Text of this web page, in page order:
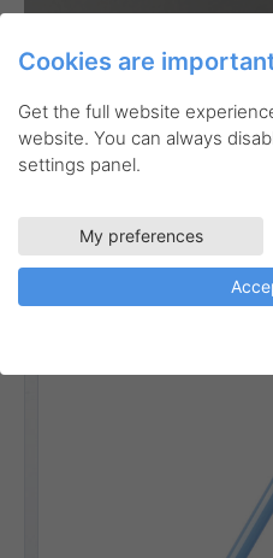
BK77AB
Antibacterial+
Linjebredd: 0,35 mm
Cookies are
Get the full website
website. You can always
settings panel.
My preferences